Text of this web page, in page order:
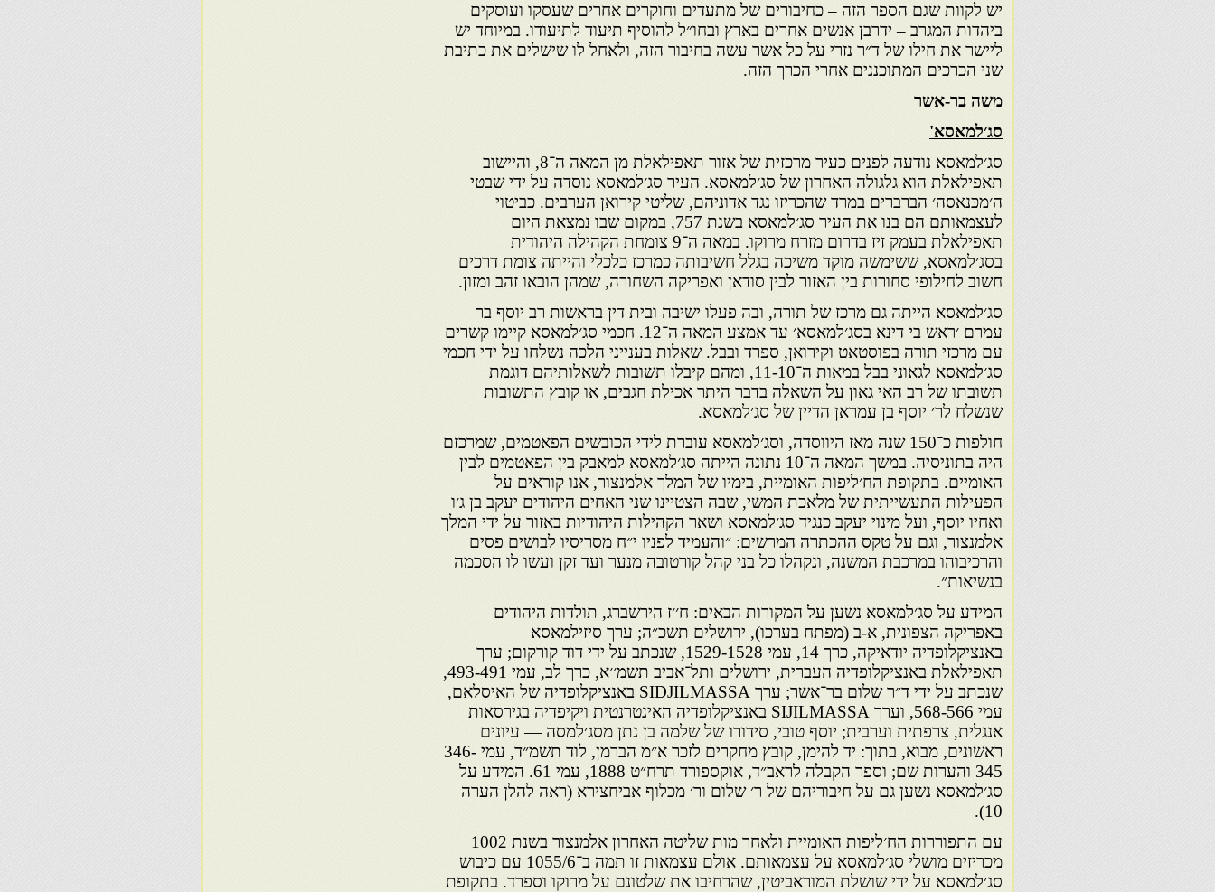
יש לקוות שגם הספר הזה – כחיבורים של מתעדים וחוקרים אחרים שעסקו ועוסקים
ביהדות המגרב – ידרבן אנשים אחרים בארץ ובחו״ל להוסיף תיעוד לתיעודו. במיוחד יש
ליישר את חילו של ד״ר נזרי על כל אשר עשה בחיבור הזה, ולאחל לו שישלים את כתיבת
שני הכרכים המתוכננים אחרי הכרך הזה.
משה בר-אשר
סג׳למאסא'
סג׳למאסא נודעה לפנים כעיר מרכזית של אזור תאפילאלת מן המאה ה־8, והיישוב
תאפילאלת הוא גלגולה האחרון של סג׳למאסא. העיר סג׳למאסא נוסדה על ידי שבטי
ה׳מכּנאסה׳ הברברים במרד שהכריזו נגד אדוניהם, שליטי קירואן הערבים. כביטוי
לעצמאותם הם בנו את העיר סג׳למאסא בשנת 757, במקום שבו נמצאת היום
תאפילאלת בעמק זיז בדרום מזרח מרוקו. במאה ה־9 צומחת הקהילה היהודית
בסג׳למאסא, ששימשה מוקד משיכה בגלל חשיבותה כמרכז כלכלי והייתה צומת דרכים
חשוב לחילופי סחורות בין האזור לבין סודאן ואפריקה השחורה, שמהן הובאו זהב ומזון.
סג׳למאסא הייתה גם מרכז של תורה, ובה פעלו ישיבה ובית דין בראשות רב יוסף בר
עמרם ׳ראש בי דינא בסג׳למאסא׳ עד אמצע המאה ה־12. חכמי סג׳למאסא קיימו קשרים
עם מרכזי תורה בפוסטאט וקירואן, ספרד ובבל. שאלות בענייני הלכה נשלחו על ידי חכמי
סג׳למאסא לגאוני בבל במאות ה־11-10, ומהם קיבלו תשובות לשאלותיהם דוגמת
תשובתו של רב האי גאון על השאלה בדבר היתר אכילת חגבים, או קובץ התשובות
שנשלח לר׳ יוסף בן עמראן הדיין של סג׳למאסא.
חולפות כ־150 שנה מאז היווסדה, וסג׳למאסא עוברת לידי הכובשים הפאטמים, שמרכזם
היה בתוניסיה. במשך המאה ה־10 נתונה הייתה סג׳למאסא למאבק בין הפאטמים לבין
האומיים. בתקופת הח׳ליפות האומיית, בימיו של המלך אלמנצור, אנו קוראים על
הפעילות התעשייתית של מלאכת המשי, שבה הצטיינו שני האחים היהודים יעקב בן ג׳ו
ואחיו יוסף, ועל מינוי יעקב כנגיד סג׳למאסא ושאר הקהילות היהודיות באזור על ידי המלך
אלמנצור, וגם על טקס ההכתרה המרשים: ״והעמיד לפניו י״ח מסריסיו לבושים פסים
והרכיבוהו במרכבת המשנה, ונקהלו כל בני קהל קורטובה מנער ועד זקן ועשו לו הסכמה
בנשיאות״.
המידע על סג׳למאסא נשען על המקורות הבאים: ח׳׳ז הירשברג, תולדות היהודים
באפריקה הצפונית, א-ב (מפתח בערכו), ירושלים תשכ״ה; ערך סיזילמאסא
באנציקלופדיה יודאיקה, כרך 14, עמי 1529-1528, שנכתב על ידי דוד קורקום; ערך
תאפילאלת באנציקלופדיה העברית, ירושלים ותל־אביב תשמ׳׳א, כרך לב, עמי 493-491,
שנכתב על ידי ד״ר שלום בר־אשר; ערך SIDJILMASSA באנציקלופדיה של האיסלאם,
עמי 568-566, וערך SIJILMASSA באנציקלופדיה האינטרנטית ויקיפדיה בגירסאות
אנגלית, צרפתית וערבית; יוסף טובי, סידורו של שלמה בן נתן מסג׳למסה — עיונים
ראשונים, מבוא, בתוך: יד להימן, קובץ מחקרים לזכר א״מ הברמן, לוד תשמ״ד, עמי 346-
345 והערות שם; וספר הקבלה לראב״ד, אוקספורד תרח״ט 1888, עמי 61. המידע על
סג׳למאסא נשען גם על חיבוריהם של ר׳ שלום ור׳ מכלוף אביחצירא (ראה להלן הערה
10).
עם התפוררות הח׳ליפות האומיית ולאחר מות שליטה האחרון אלמנצור בשנת 1002
מכריזים מושלי סג׳למאסא על עצמאותם. אולם עצמאות זו תמה ב־1055/6 עם כיבוש
סג׳למאסא על ידי שושלת המוראביטין, שהרחיבו את שלטונם על מרוקו וספרד. בתקופת